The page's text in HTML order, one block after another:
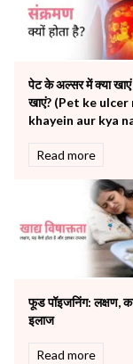
Neurology
Obstetrics
Orthopaedics
Other Services
Pulmonology
Rheumatology
Robotic
Surgery
The Breast
The Oncology
Urology
Water Birthing
Women
पेट के अल्सर में क्या
खाएं? (Pet ke ulcer
khayein aur kya
Read more
फूड पॉइजनिंग: लक्षण,
इलाज
Read more